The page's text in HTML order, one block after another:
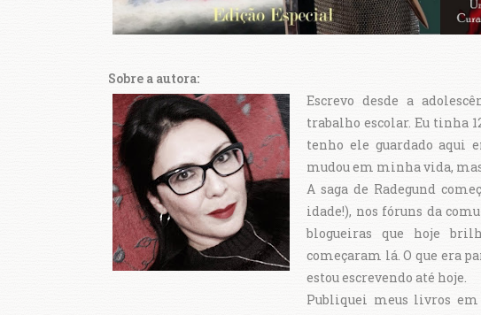
Sobre a autora:
Escrevo desde a
trabalho escolar. Eu tinha
tenho ele guardado aqui
mudou em minha vida,
A saga de Radegund
idade!), nos fóruns da
blogueiras que hoje
começaram lá. O que era
estou escrevendo até hoje.
Publiquei meus livros